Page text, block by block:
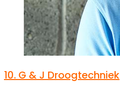
10. G & J Droogtechniek